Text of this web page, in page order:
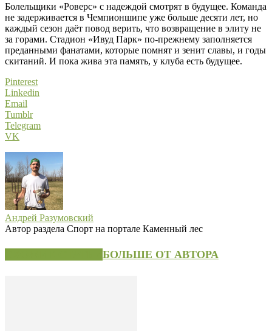
Болельщики «Роверс» с надеждой смотрят в будущее. Команда
не задерживается в Чемпионшипе уже больше десяти лет, но
каждый сезон даёт повод верить, что возвращение в элиту не
за горами. Стадион «Ивуд Парк» по-прежнему заполняется
преданными фанатами, которые помнят и зенит славы, и годы
скитаний. И пока жива эта память, у клуба есть будущее.
Pinterest
Linkedin
Email
Tumblr
Telegram
VK
Андрей Разумовский
Автор раздела Спорт на портале Каменный лес
БОЛЬШЕ ОТ АВТОРА